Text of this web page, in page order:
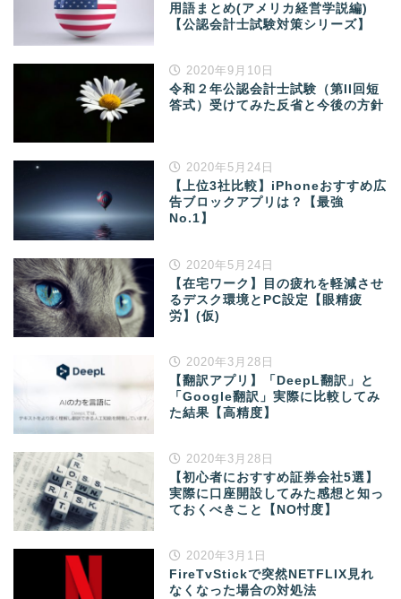
用語まとめ(アメリカ経営学説編)
【公認会計士試験対策シリーズ】
2020年9月10日
令和２年公認会計士試験（第II回短
答式）受けてみた反省と今後の方針
2020年5月24日
【上位3社比較】iPhoneおすすめ広
告ブロックアプリは？【最強
No.1】
2020年5月24日
【在宅ワーク】目の疲れを軽減させ
るデスク環境とPC設定【眼精疲
労】(仮)
2020年3月28日
【翻訳アプリ】「DeepL翻訳」と
「Google翻訳」実際に比較してみ
た結果【高精度】
2020年3月28日
【初心者におすすめ証券会社5選】
実際に口座開設してみた感想と知っ
ておくべきこと【NO忖度】
2020年3月1日
FireTvStickで突然NETFLIX見れ
なくなった場合の対処法